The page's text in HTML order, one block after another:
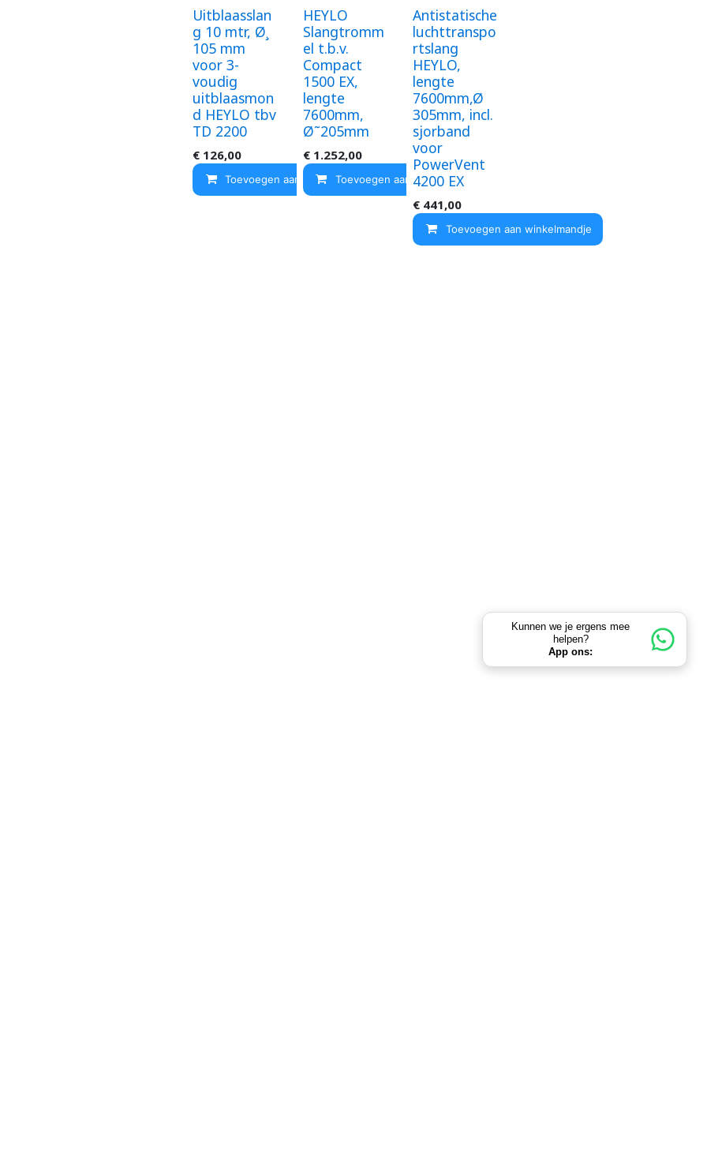
Uitblaasslan
g 10 mtr, Ø¸
105 mm
voor 3-
voudig
uitblaasmon
d HEYLO tbv
TD 2200
€ 126,00
Toevoegen aan winkelmandje
HEYLO
Slangtromm
el t.b.v.
Compact
1500 EX,
lengte
7600mm,
Ø˜205mm
€ 1.252,00
Toevoegen aan winkelmandje
Antistatische
luchttranspo
rtslang
HEYLO,
lengte
7600mm,Ø
305mm, incl.
sjorband
voor
PowerVent
4200 EX
€ 441,00
Toevoegen aan winkelmandje
Kunnen we je ergens mee
helpen?
App ons: